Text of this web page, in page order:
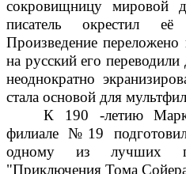
сокровищницу мировой
писатель окрестил
Произведение
на русский его
неоднократно
стала основой для
К 190 -летию
филиале №19
одному из лучших
"Приключения Тома